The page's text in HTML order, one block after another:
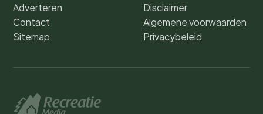
Adverteren
Contact
Sitemap
Disclaimer
Algemene voorwaarden
Privacybeleid